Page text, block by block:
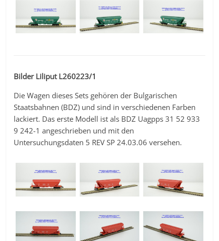
Bilder Liliput L260223/1
Die Wagen dieses Sets gehören der Bulgarischen
Staatsbahnen (BDZ) und sind in verschiedenen Farben
lackiert. Das erste Modell ist als BDZ Uagpps 31 52 933
9 242-1 angeschrieben und mit den
Untersuchungsdaten 5 REV SP 24.03.06 versehen.